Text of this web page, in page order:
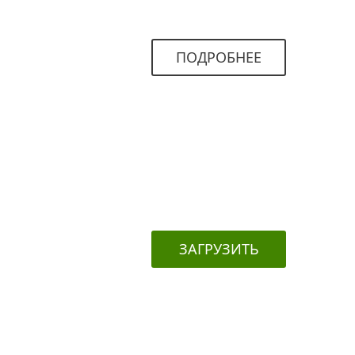
ПОДРОБНЕЕ
ЗАГРУЗИТЬ